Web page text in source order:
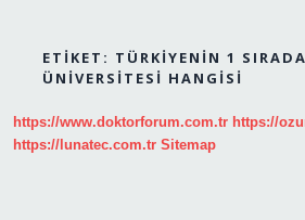
ETIKET: TÜRKIYENIN 1
ÜNIVERSITESI HANGISI
https://www.doktorforum.com.tr https://
https://lunatec.com.tr Sitemap